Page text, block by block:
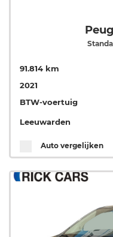
91.814 km
2021
BTW-voertuig
Leeuwarden
Auto vergelijken